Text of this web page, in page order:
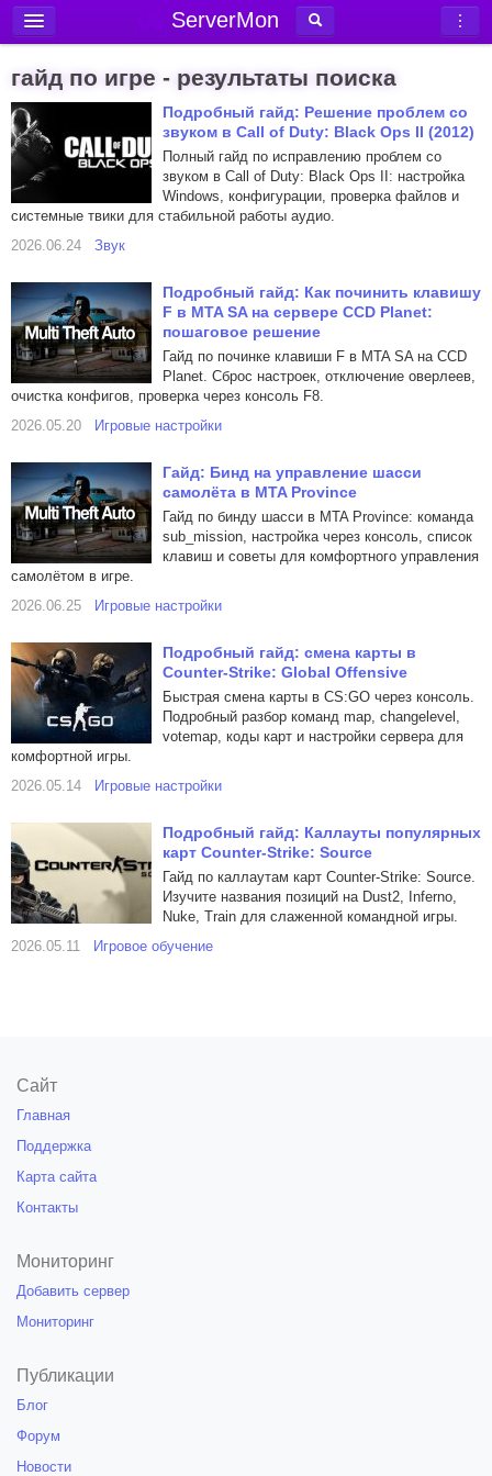
ServerMon
Новости
Блог
Статьи
Форум
Вход в аккаунт
гайд по игре - результаты поиска
Подробный гайд: Решение проблем со
звуком в Call of Duty: Black Ops II (2012)
Полный гайд по исправлению проблем со
звуком в Call of Duty: Black Ops II: настройка
Windows, конфигурации, проверка файлов и
системные твики для стабильной работы аудио.
2026.06.24
Звук
Подробный гайд: Как починить клавишу
F в MTA SA на сервере CCD Planet:
пошаговое решение
Гайд по починке клавиши F в MTA SA на CCD
Planet. Сброс настроек, отключение оверлеев,
очистка конфигов, проверка через консоль F8.
2026.05.20
Игровые настройки
Гайд: Бинд на управление шасси
самолёта в MTA Province
Гайд по бинду шасси в MTA Province: команда
sub_mission, настройка через консоль, список
клавиш и советы для комфортного управления
самолётом в игре.
2026.06.25
Игровые настройки
Подробный гайд: смена карты в
Counter-Strike: Global Offensive
Быстрая смена карты в CS:GO через консоль.
Подробный разбор команд map, changelevel,
votemap, коды карт и настройки сервера для
комфортной игры.
2026.05.14
Игровые настройки
Подробный гайд: Каллауты популярных
карт Counter-Strike: Source
Гайд по каллаутам карт Counter-Strike: Source.
Изучите названия позиций на Dust2, Inferno,
Nuke, Train для слаженной командной игры.
2026.05.11
Игровое обучение
Сайт
Главная
Поддержка
Карта сайта
Контакты
Мониторинг
Добавить сервер
Мониторинг
Публикации
Блог
Форум
Новости